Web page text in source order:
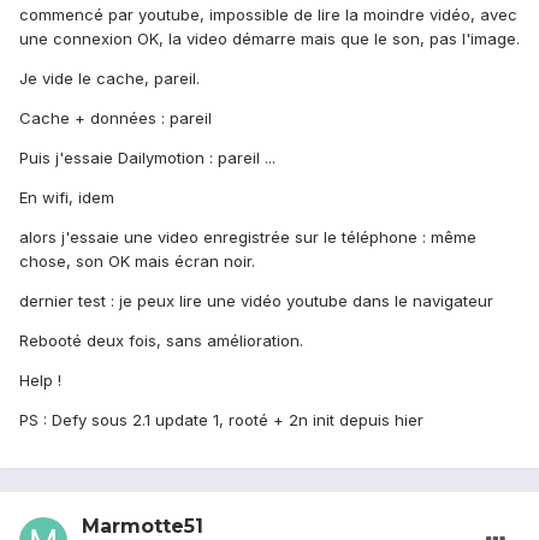
commencé par youtube, impossible de lire la moindre vidéo, avec
une connexion OK, la video démarre mais que le son, pas l'image.
Je vide le cache, pareil.
Cache + données : pareil
Puis j'essaie Dailymotion : pareil ...
En wifi, idem
alors j'essaie une video enregistrée sur le téléphone : même
chose, son OK mais écran noir.
dernier test : je peux lire une vidéo youtube dans le navigateur
Rebooté deux fois, sans amélioration.
Help !
PS : Defy sous 2.1 update 1, rooté + 2n init depuis hier
Marmotte51